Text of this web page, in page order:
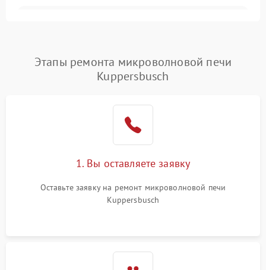
Появление запаха гари Подробнее →
2400 ₽ Подробнее →
2000 ₽
Этапы ремонта микроволновой печи
Kuppersbusch
1. Вы оставляете заявку
Оставьте заявку на ремонт микроволновой печи
Kuppersbusch